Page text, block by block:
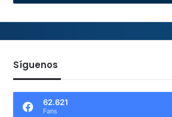
Síguenos
62.621
Fans